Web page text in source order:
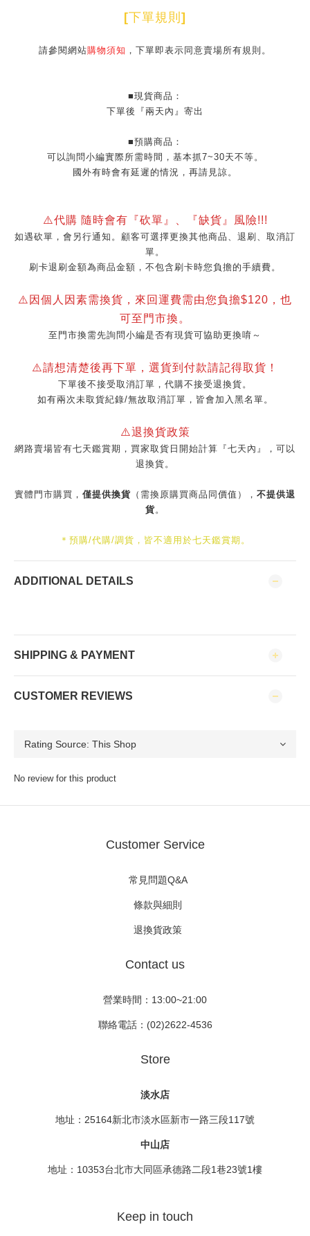
[下單規則 ]
請參閱網站購物須知 ，下單即表示同意賣場所有規則。
■現貨商品：
下單後『兩天內』寄出
■預購商品：
可以詢問小編實際所需時間，基本抓7~30天不等。
國外有時會有延遲的情況，再請見諒。
⚠️代購 隨時會有『砍單』、『缺貨』風險!!!
如遇砍單，會另行通知。顧客可選擇更換其他商品、退刷、取消訂
單。
刷卡退刷金額為商品金額，不包含刷卡時您負擔的手續費。
⚠️因個人因素需換貨，來回運費需由您負擔$120，也
可至門市換。
至門市換需先詢問小編是否有現貨可協助更換唷～
⚠️請想清楚後再下單，選貨到付款請記得取貨！
下單後不接受取消訂單，代購不接受退換貨。
如有兩次未取貨紀錄/無故取消訂單，皆會加入黑名單。
⚠️退換貨政策
網路賣場皆有七天鑑賞期，買家取貨日開始計算『七天內』，可以
退換貨。
實體門市購買， 僅提供換貨 （需換原購買商品同價值）， 不提供退
貨。
＊預購/代購/調貨，皆不適用於七天鑑賞期。
ADDITIONAL DETAILS
SHIPPING & PAYMENT
CUSTOMER REVIEWS
No review for this product
Customer Service
常見問題Q&A
條款與細則
退換貨政策
Contact us
營業時間：13:00~21:00
聯絡電話：(02)2622-4536
Store
淡水店
地址：25164新北市淡水區新市一路三段117號
中山店
地址：10353台北市大同區承德路二段1巷23號1樓
Keep in touch